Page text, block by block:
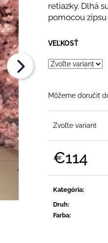
retiazky. Dlhá
pomocou
VEĽKOSŤ
Môžeme doručiť
Zvoľte variant
€114
Kategória:
Druh:
Farba:
ŠATY S